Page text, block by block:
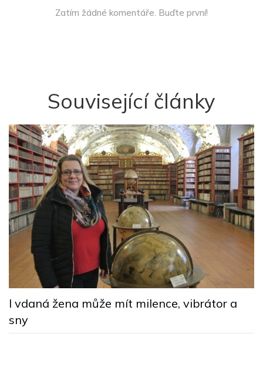
Zatím žádné komentáře. Buďte první!
Související články
I vdaná žena může mít milence, vibrátor a
sny